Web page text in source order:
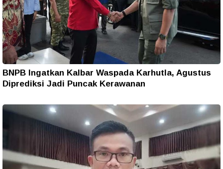
BNPB Ingatkan Kalbar Waspada Karhutla, Agustus
Diprediksi Jadi Puncak Kerawanan